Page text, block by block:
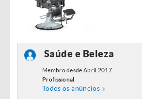
Saúde e Beleza
Membro desde Abril 2017
Profissional
Todos os anúncios